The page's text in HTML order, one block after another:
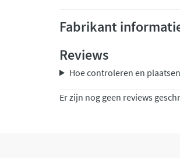
Fabrikant
Reviews
Hoe controleren en
Er zijn nog geen reviews